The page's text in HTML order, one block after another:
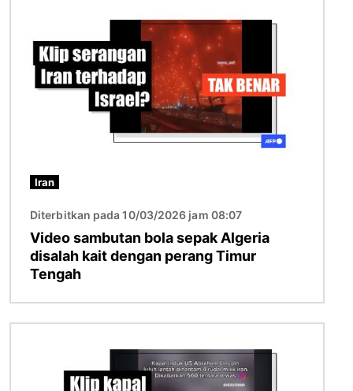
Iran
Diterbitkan pada 10/03/2026 jam 08:07
Video sambutan bola sepak Algeria
disalah kait dengan perang Timur
Tengah